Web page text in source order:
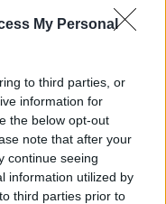
My Personal
to third parties, or
information for
the below opt-out
note that after your
continue seeing
information utilized by
third parties prior to
- Στο τελικό στάδιο το
έργο αναβάθμισης
KG Mobility